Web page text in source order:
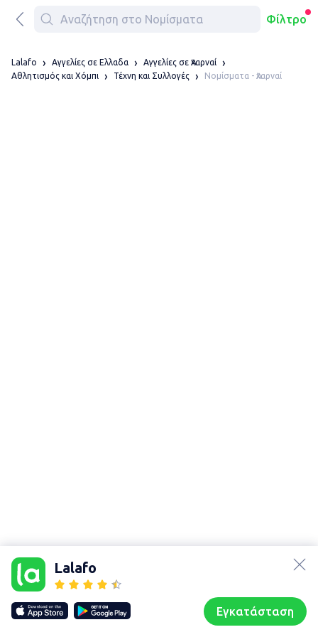
Φίλτρο
Lalafo
Εγκατάσταση
Lalafo Αγγελίες σε Ελλαδα
Αγγελίες σε Ἀχαρναί
Αθλητισμός και Χόμπι
Τέχνη και Συλλογές Νομίσματα - Ἀχαρναί
Our websites
lalafo.kg
lalafo.rs
lalafo.pl
Sitemap
Χάρτης
Συζητήσεις Προφίλ